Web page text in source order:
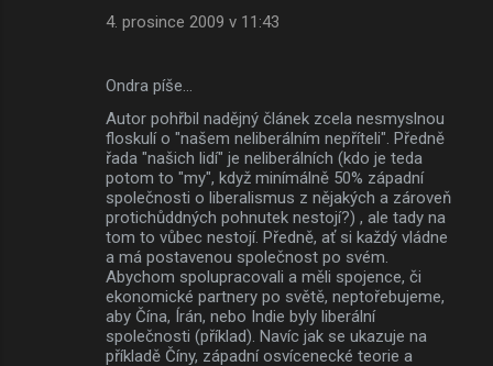
4. prosince 2009 v 11:43
Ondra píše…
Autor pohřbil nadějný článek zcela nesmyslnou
floskulí o "našem neliberálním nepříteli". Předně
řada "našich lidí" je neliberálních (kdo je teda
potom to "my", když minímálně 50% západní
společnosti o liberalismus z nějakých a zároveň
protichůddných pohnutek nestojí?) , ale tady na
tom to vůbec nestojí. Předně, ať si každý vládne
a má postavenou společnost po svém.
Abychom spolupracovali a měli spojence, či
ekonomické partnery po světě, neptořebujeme,
aby Čína, Írán, nebo Indie byly liberální
společnosti (příklad). Navíc jak se ukazuje na
příkladě Číny, západní osvícenecké teorie a